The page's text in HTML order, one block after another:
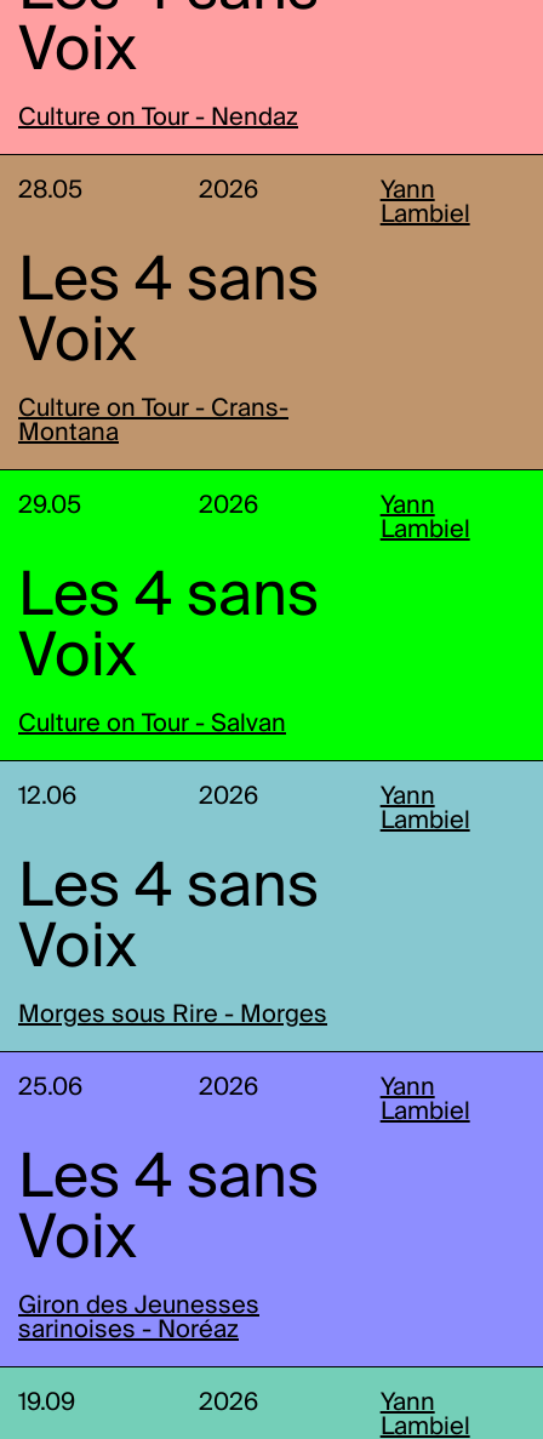
Voix
Culture on Tour - Nendaz
28.05 2026
Yann
Lambiel
Les 4 sans
Voix
Culture on Tour - Crans-
Montana
29.05 2026
Yann
Lambiel
Les 4 sans
Voix
Culture on Tour - Salvan
12.06 2026
Yann
Lambiel
Les 4 sans
Voix
Morges sous Rire - Morges
25.06 2026
Yann
Lambiel
Les 4 sans
Voix
Giron des Jeunesses
sarinoises - Noréaz
19.09 2026
Yann
Lambiel